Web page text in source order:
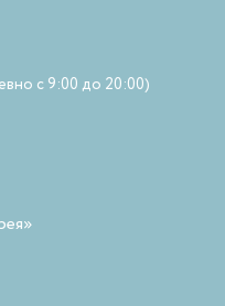
с 9:00 до 20:00)